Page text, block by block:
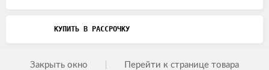
КУПИТЬ В РАССРОЧКУ
Закрыть окно Перейти к странице товара